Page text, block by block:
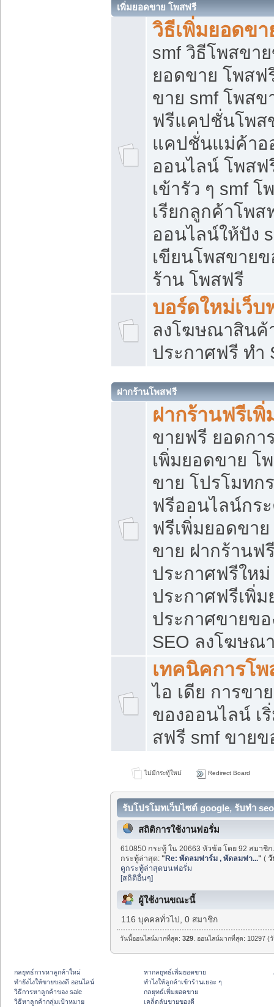
เพิ่มยอดขาย โพสฟรี
วิธีเพิ่มยอดข
smf วิธีโพสขา
ยอดขาย โพสฟ
ขาย smf โพส
ฟรีแคปชั่นโพส
แคปชั่นแม่ค้า
ออนไลน์ โพสฟ
เข้ารัว ๆ smf
เรียกลูกค้าโพส
ออนไลน์ให้ปัง
เขียนโพสขาย
ร้าน โพสฟรี
บอร์ดใหม่เว็บ
ลงโฆษณาสิน
ประกาศฟรี ทำ
ฝากร้านโพสฟรี
ฝากร้านฟรีเ
ขายฟรี ยอดกา
เพิ่มยอดขาย โ
ขาย โปรโมทก
ฟรีออนไลน์กร
ฟรีเพิ่มยอดขา
ขาย ฝากร้านฟ
ประกาศฟรีใหม่
ประกาศฟรีเพิ่
ประกาศขายข
SEO ลงโฆษณ
เทคนิคการโ
ไอ เดีย การขา
ของออนไลน์ เ
สฟรี smf ขาย
ไม่มีกระทู้ใหม่ Redirect Board
รับโปรโมทเว็บไซต์ google, รับทำ
สถิติการใช้งานฟอรั่ม
610850 กระทู้ ใน 20663 หัวข้อ โดย 92 สมาชิ
กระทู้ล่าสุด:"Re: พัดลมฟาร์ม , พัดลมฟา..." (
ดูกระทู้ล่าสุดบนฟอรั่ม
[สถิติอื่นๆ]
ผู้ใช้งานขณะนี้
116 บุคคลทั่วไป, 0 สมาชิก
วันนี้ออนไลน์มากที่สุด:329 . ออนไลน์มากที่สุด: 10297
กลยุทธ์การหาลูกค้าใหม่
ทํายังไงให้ขายของดี ออนไลน์
วิธีการหาลูกค้าของ sale
วิธีหาลูกค้ากลุ่มเป้าหมาย
หากลยุทธ์เพิ่มยอดขาย
ทําไงให้ลูกค้าเข้าร้านเยอะ ๆ
กลยุทธ์เพิ่มยอดขาย
เคล็ดลับขายของดี